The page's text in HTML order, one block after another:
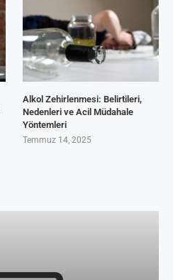
Alkol Zehirlenmesi: Belirtileri,
Nedenleri ve Acil Müdahale
Yöntemleri
Temmuz 14, 2025